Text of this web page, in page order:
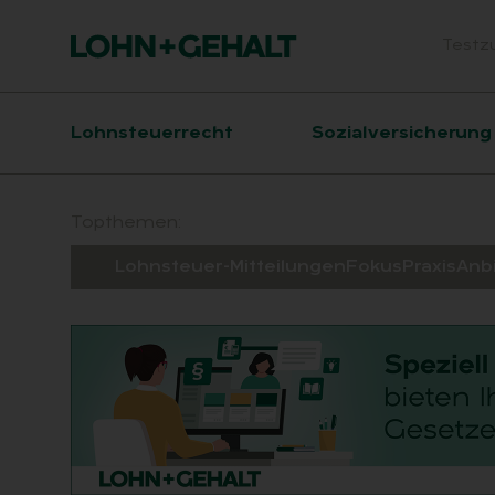
Hauptnavigation
Lohnsteuerrecht Sozialversicherung